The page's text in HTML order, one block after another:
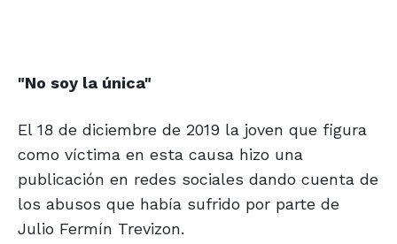
"No soy la única"
El 18 de diciembre de 2019 la joven que figura
como víctima en esta causa hizo una
publicación en redes sociales dando cuenta de
los abusos que había sufrido por parte de
Julio Fermín Trevizon.